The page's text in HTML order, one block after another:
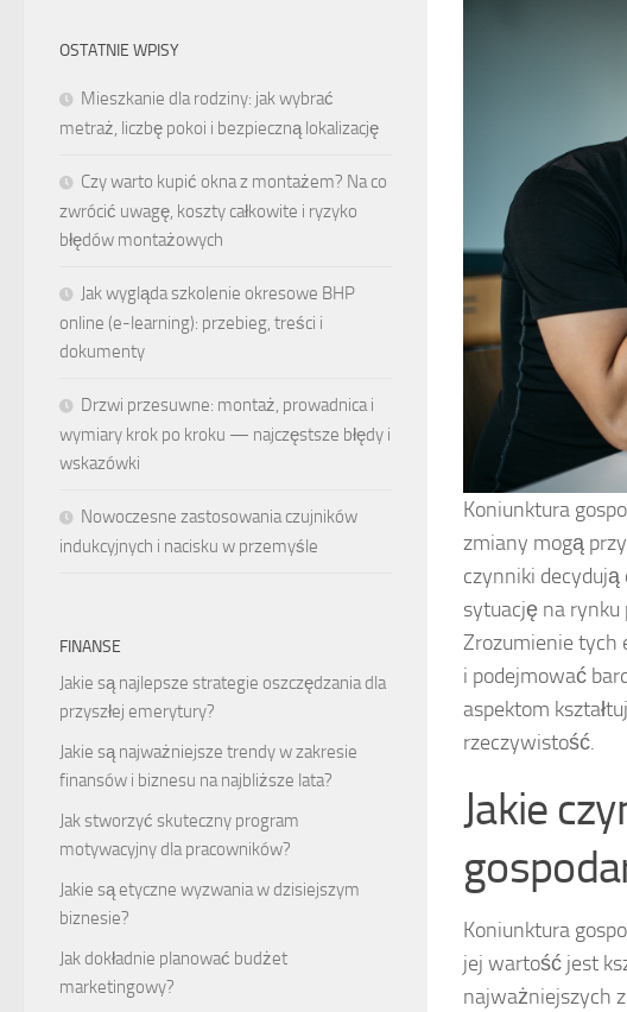
Koniunktura
zmiany mogą
czynniki
sytuację na
Zrozumienie tych
i podejmować
aspektom
rzeczywistość.
Jakie
Koniunktura
jej wartość jest
najważniejszych
OSTATNIE WPISY
Mieszkanie dla rodziny: jak wybrać
metraż, liczbę pokoi i bezpieczną lokalizację
Czy warto kupić okna z montażem? Na co
zwrócić uwagę, koszty całkowite i ryzyko
błędów montażowych
Jak wygląda szkolenie okresowe BHP
online (e-learning): przebieg, treści i
dokumenty
Drzwi przesuwne: montaż, prowadnica i
wymiary krok po kroku — najczęstsze błędy i
wskazówki
Nowoczesne zastosowania czujników
indukcyjnych i nacisku w przemyśle
FINANSE
Jakie są najlepsze strategie oszczędzania dla
przyszłej emerytury?
Jakie są najważniejsze trendy w zakresie
finansów i biznesu na najbliższe lata?
Jak stworzyć skuteczny program
motywacyjny dla pracowników?
Jakie są etyczne wyzwania w dzisiejszym
biznesie?
Jak dokładnie planować budżet
marketingowy?